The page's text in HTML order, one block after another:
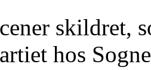
skildret,
hos